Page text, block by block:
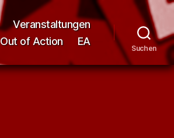
Veranstaltungen
Out of Action EA
Suchen